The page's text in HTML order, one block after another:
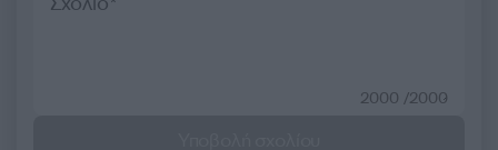
2000 /2000